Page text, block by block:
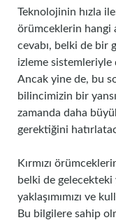
Teknolojinin hızla
örümceklerin hangi
cevabı, belki de bir
izleme sistemleriyle
Ancak yine de, bu
bilincimizin bir
zamanda daha
gerektiğini
Kırmızı
belki de gelecekteki
yaklaşımımızı ve
Bu bilgilere sahip